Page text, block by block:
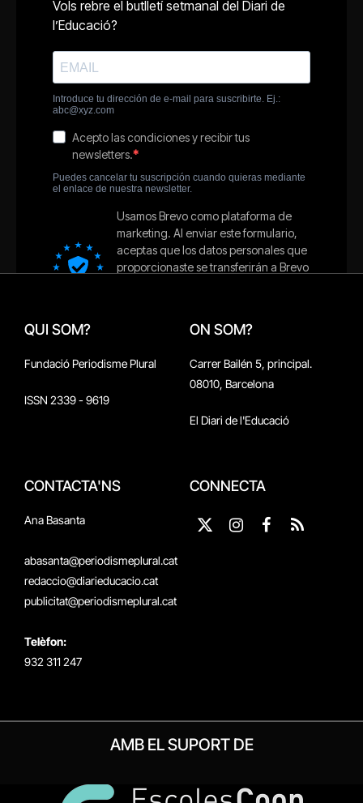
QUI SOM?
Fundació Periodisme Plural
ISSN 2339 - 9619
ON SOM?
Carrer Bailén 5, principal.
08010, Barcelona
El Diari de l'Educació
CONTACTA'NS
Ana Basanta
abasanta@periodismeplural.cat
redaccio@diarieducacio.cat
publicitat@periodismeplural.cat
Telèfon:
932 311 247
CONNECTA
X
Instagram
Facebook
RSS
AMB EL SUPORT DE